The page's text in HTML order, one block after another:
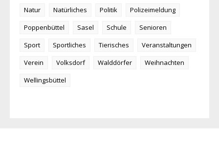
Natur
Natürliches Politik
Polizeimeldung
Poppenbüttel
Sasel Schule
Senioren
Sport
Sportliches Tierisches
Veranstaltungen
Verein
Volksdorf Walddörfer
Weihnachten
Wellingsbüttel